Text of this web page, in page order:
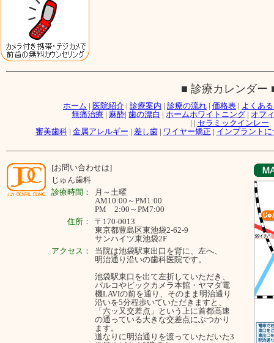
■ 診療カレンダー
ホーム | 医院紹介 | 診療案内 | 診療の流れ | 価格表 | よくあ
無痛治療 | 麻酔| 歯の漂白 | ホームホワイトニング | オフ
| | セラミックインレー
審美歯科| 金属アレルギー | 差し歯| ワイヤー矯正 | インプラントに
[お問い合わせは]
じゅん歯科
診療時間：
月～ 土曜
AM10:00～PM1:00
PM 2:00～PM7:00
住所：
〒170-0013
東京都豊島区東池袋2-62-9
サンハイツ東池袋2F
アクセス：
当院は池袋駅東出口を背に、左へ、
明治通り沿いの歯科医院です。
池袋駅東口を出て左折していただき、
パルコやビックカメラ本館・ヤマダ電
機LAVIの前を通り、そのまま明治通り
沿いを5分程歩いていただきますと、
「六ッ又交差点」という上に首都高速
の通っている大きな交差点にぶつかり
ます。
道なりに明治通りを渡っていただいた3